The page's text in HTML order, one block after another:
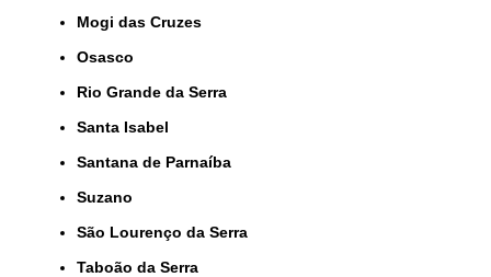
Mogi das Cruzes
Osasco
Rio Grande da Serra
Santa Isabel
Santana de Parnaíba
Suzano
São Lourenço da Serra
Taboão da Serra